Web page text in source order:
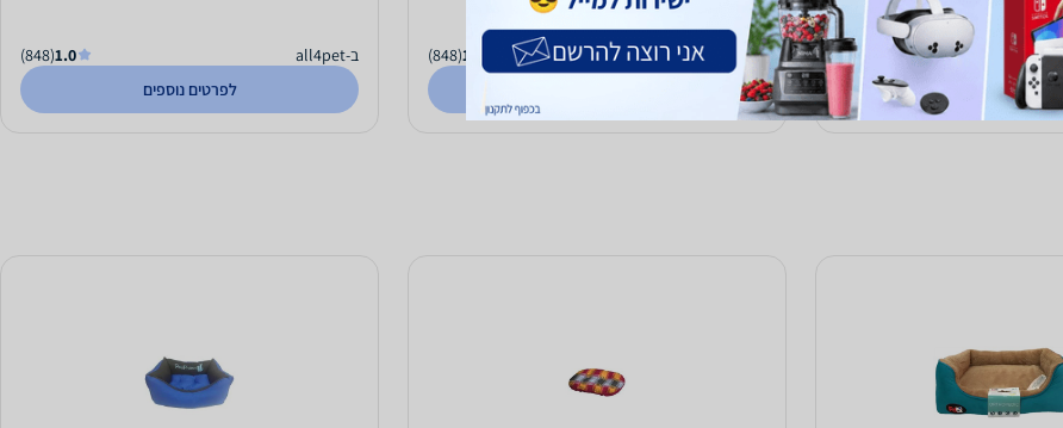
לפרטים נוספים
ב-all4pet 1.0
(848)
ב-all4pet 1.0
(848)
לפרטים נוספים